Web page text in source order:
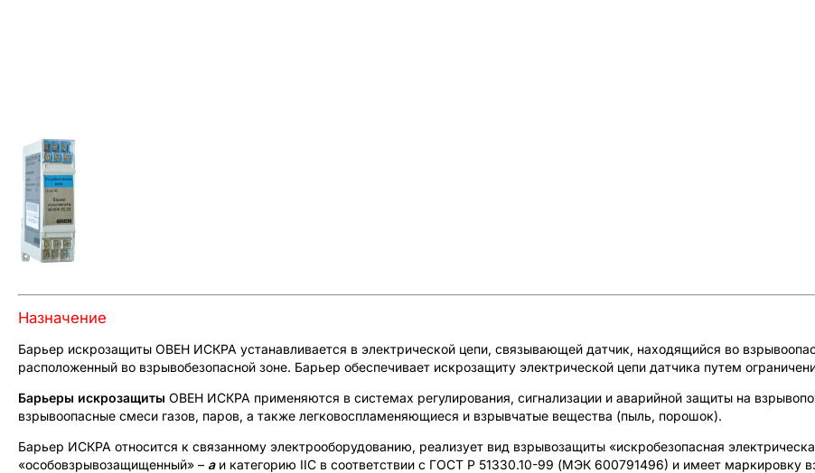
Назначение
Барьер искрозащиты ОВЕН ИСКРА устанавливается в электрической цепи, связывающей датчик, находящийся во
расположенный во взрывобезопасной зоне. Барьер обеспечивает искрозащиту электрической цепи датчика путем
Барьеры искрозащиты ОВЕН ИСКРА применяются в системах регулирования, сигнализации и аварийной защиты на
взрывоопасные смеси газов, паров, а также легковоспламеняющиеся и взрывчатые вещества (пыль, порошок).
Барьер ИСКРА относится к связанному электрооборудованию, реализует вид взрывозащиты «искробезопасная
«особовзрывозащищенный» – aи категорию IIC в соответствии с ГОСТ Р 51330.10-99 (МЭК 600791496) и имеет маркировку